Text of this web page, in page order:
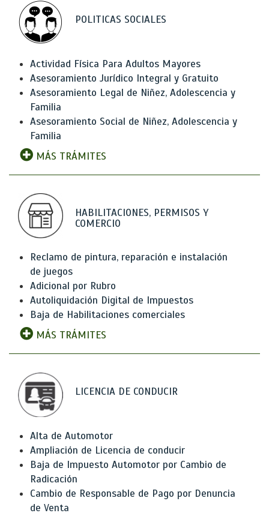
POLITICAS SOCIALES
Actividad Física Para Adultos Mayores
Asesoramiento Jurídico Integral y Gratuito
Asesoramiento Legal de Niñez, Adolescencia y
Familia
Asesoramiento Social de Niñez, Adolescencia y
Familia
MÁS TRÁMITES
HABILITACIONES, PERMISOS Y
COMERCIO
Reclamo de pintura, reparación e instalación
de juegos
Adicional por Rubro
Autoliquidación Digital de Impuestos
Baja de Habilitaciones comerciales
MÁS TRÁMITES
LICENCIA DE CONDUCIR
Alta de Automotor
Ampliación de Licencia de conducir
Baja de Impuesto Automotor por Cambio de
Radicación
Cambio de Responsable de Pago por Denuncia
de Venta